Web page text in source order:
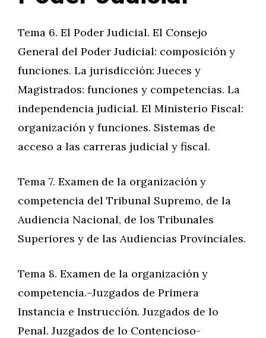
Tema 6. El Poder Judicial. El Consejo
General del Poder Judicial: composición y
funciones. La jurisdicción: Jueces y
Magistrados: funciones y competencias. La
independencia judicial. El Ministerio Fiscal:
organización y funciones. Sistemas de
acceso a las carreras judicial y fiscal.
Tema 7. Examen de la organización y
competencia del Tribunal Supremo, de la
Audiencia Nacional, de los Tribunales
Superiores y de las Audiencias Provinciales.
Tema 8. Examen de la organización y
competencia.–Juzgados de Primera
Instancia e Instrucción. Juzgados de lo
Penal. Juzgados de lo Contencioso-